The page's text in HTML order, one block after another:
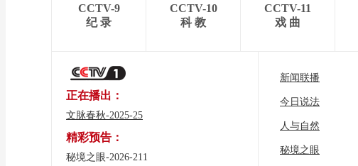
CCTV-9
纪 录
CCTV-10
科 教
CCTV-11
戏 曲
正在播出：
文脉春秋-2025-25
精彩预告：
秘境之眼-2026-211
新闻联播
今日说法
人与自然
秘境之眼